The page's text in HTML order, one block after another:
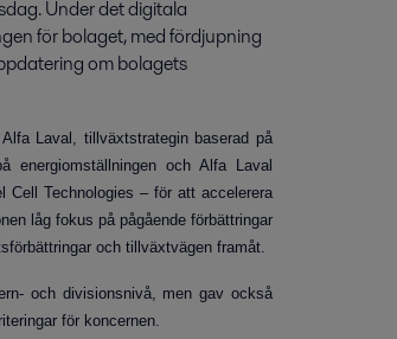
Under det digitala
för bolaget, med fördjupning
om bolagets
Laval, tillväxtstrategin baserad på
och Alfa Laval
Technologies – för att accelerera
låg fokus på pågående förbättringar
och tillväxtvägen framåt.
och divisionsnivå, men gav också
för koncernen.